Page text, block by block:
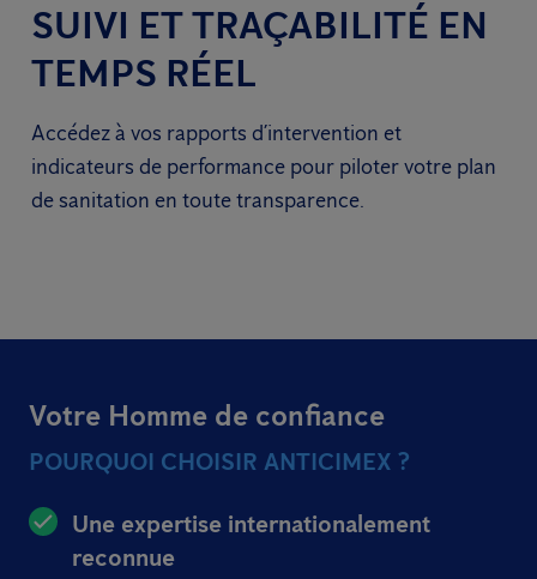
SUIVI ET TRAÇABILITÉ EN
TEMPS RÉEL
Accédez à vos rapports d’intervention et
indicateurs de performance pour piloter votre plan
de sanitation en toute transparence.
Votre Homme de confiance
POURQUOI CHOISIR ANTICIMEX ?
Une expertise internationalement
reconnue